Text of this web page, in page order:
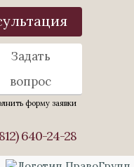
Задать
вопрос
форму заявки
640-24-28